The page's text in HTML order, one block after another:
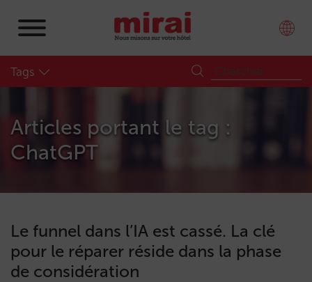
Tags
Articles portant le tag :
ChatGPT
Le funnel dans l’IA est cassé. La clé
pour le réparer réside dans la phase
de considération